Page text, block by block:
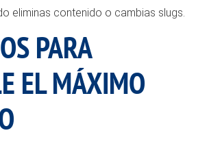
eliminas contenido o cambias slugs.
PARA
EL MÁXIMO